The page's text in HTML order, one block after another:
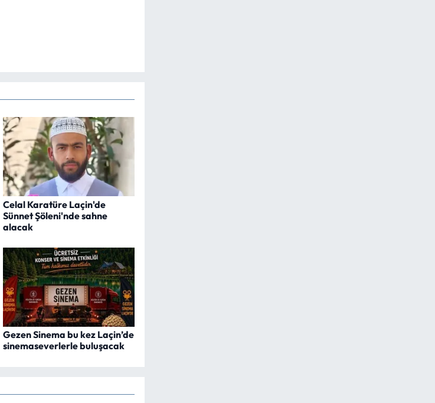
Celal Karatüre Laçin'de
Sünnet Şöleni'nde sahne
alacak
Gezen Sinema bu kez Laçin’de
sinemaseverlerle buluşacak